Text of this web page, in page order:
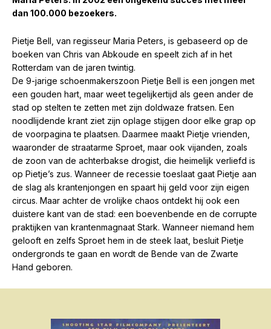
dan 100.000 bezoekers.
Pietje Bell, van regisseur Maria Peters, is gebaseerd op de
boeken van Chris van Abkoude en speelt zich af in het
Rotterdam van de jaren twintig.
De 9-jarige schoenmakerszoon Pietje Bell is een jongen met
een gouden hart, maar weet tegelijkertijd als geen ander de
stad op stelten te zetten met zijn doldwaze fratsen. Een
noodlijdende krant ziet zijn oplage stijgen door elke grap op
de voorpagina te plaatsen. Daarmee maakt Pietje vrienden,
waaronder de straatarme Sproet, maar ook vijanden, zoals
de zoon van de achterbakse drogist, die heimelijk verliefd is
op Pietje’s zus. Wanneer de recessie toeslaat gaat Pietje aan
de slag als krantenjongen en spaart hij geld voor zijn eigen
circus. Maar achter de vrolijke chaos ontdekt hij ook een
duistere kant van de stad: een boevenbende en de corrupte
praktijken van krantenmagnaat Stark. Wanneer niemand hem
gelooft en zelfs Sproet hem in de steek laat, besluit Pietje
ondergronds te gaan en wordt de Bende van de Zwarte
Hand geboren.